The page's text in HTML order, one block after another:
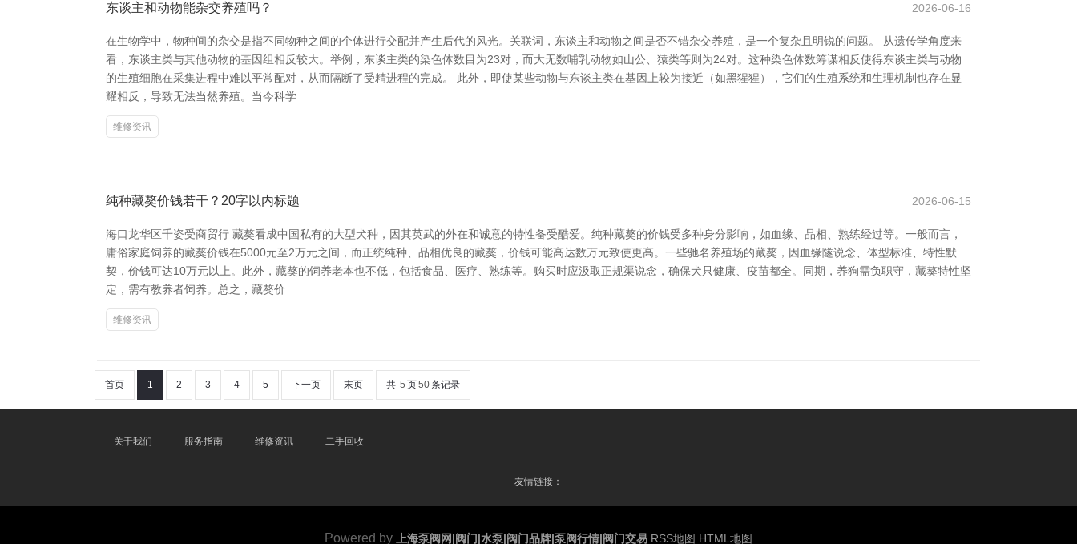
东谈主和动物能杂交养殖吗？ 2026-06-16
在生物学中，物种间的杂交是指不同物种之间的个体进行交配并产生后代的风光。关联词，东谈主和动物之间是否不错杂交养殖，是一个复杂且明锐的问题。 从遗传学角度来
看，东谈主类与其他动物的基因组相反较大。举例，东谈主类的染色体数目为23对，而大无数哺乳动物如山公、猿类等则为24对。这种染色体数筹谋相反使得东谈主类与动物
的生殖细胞在采集进程中难以平常配对，从而隔断了受精进程的完成。 此外，即使某些动物与东谈主类在基因上较为接近（如黑猩猩），它们的生殖系统和生理机制也存在显
耀相反，导致无法当然养殖。当今科学
维修资讯
纯种藏獒价钱若干？20字以内标题 2026-06-15
海口龙华区千姿受商贸行 藏獒看成中国私有的大型犬种，因其英武的外在和诚意的特性备受酷爱。纯种藏獒的价钱受多种身分影响，如血缘、品相、熟练经过等。一般而言，
庸俗家庭饲养的藏獒价钱在5000元至2万元之间，而正统纯种、品相优良的藏獒，价钱可能高达数万元致使更高。一些驰名养殖场的藏獒，因血缘隧说念、体型标准、特性默
契，价钱可达10万元以上。此外，藏獒的饲养老本也不低，包括食品、医疗、熟练等。购买时应汲取正规渠说念，确保犬只健康、疫苗都全。同期，养狗需负职守，藏獒特性坚
定，需有教养者饲养。总之，藏獒价
维修资讯
首页 1 2 3 4 5 下一页 末页 共 5 页50条记录
关于我们 服务指南 维修资讯 二手回收
友情链接：
Powered by 上海泵阀网|阀门|水泵|阀门品牌|泵阀行情|阀门交易 RSS地图 HTML地图